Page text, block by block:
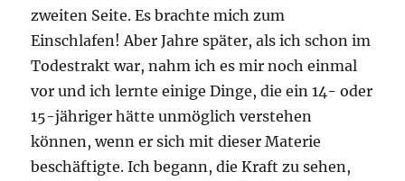
zweiten Seite. Es brachte mich zum
Einschlafen! Aber Jahre später, als ich schon im
Todestrakt war, nahm ich es mir noch einmal
vor und ich lernte einige Dinge, die ein 14- oder
15-jähriger hätte unmöglich verstehen
können, wenn er sich mit dieser Materie
beschäftigte. Ich begann, die Kraft zu sehen,